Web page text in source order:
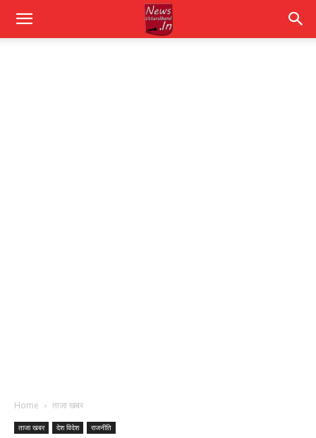
Home ताजा खबर
ताजा खबर देश विदेश राजनीति